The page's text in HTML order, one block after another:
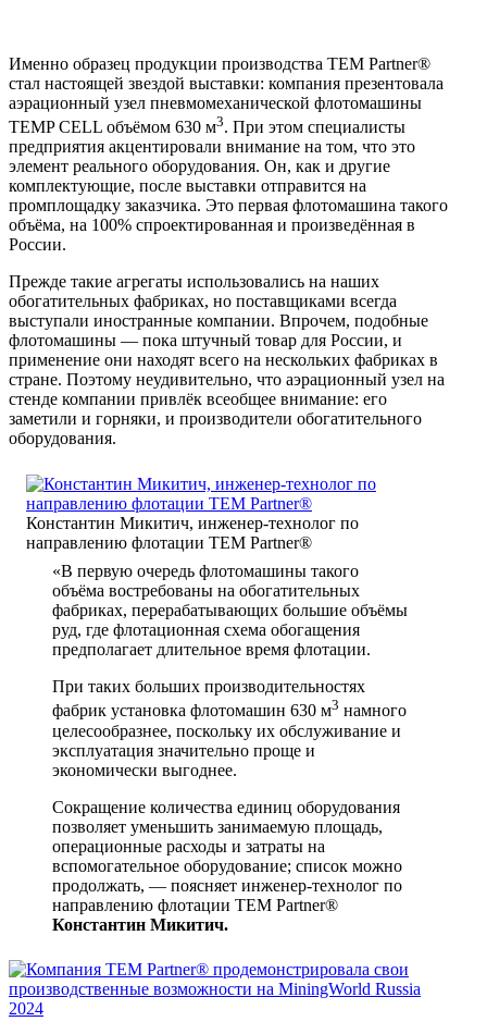
Именно образец продукции производства TEM Partner®
стал настоящей звездой выставки: компания презентовала
аэрационный узел пневмомеханической флотомашины
TEMP CELL объёмом 630 м3. При этом специалисты
предприятия акцентировали внимание на том, что это
элемент реального оборудования. Он, как и другие
комплектующие, после выставки отправится на
промплощадку заказчика. Это первая флотомашина такого
объёма, на 100% спроектированная и произведённая в
России.
Прежде такие агрегаты использовались на наших
обогатительных фабриках, но поставщиками всегда
выступали иностранные компании. Впрочем, подобные
флотомашины — пока штучный товар для России, и
применение они находят всего на нескольких фабриках в
стране. Поэтому неудивительно, что аэрационный узел на
стенде компании привлёк всеобщее внимание: его
заметили и горняки, и производители обогатительного
оборудования.
Константин Микитич, инженер-технолог по
направлению флотации TEM Partner®
«В первую очередь флотомашины такого
объёма востребованы на обогатительных
фабриках, перерабатывающих большие объёмы
руд, где флотационная схема обогащения
предполагает длительное время флотации.
При таких больших производительностях
фабрик установка флотомашин 630 м3 намного
целесообразнее, поскольку их обслуживание и
эксплуатация значительно проще и
экономически выгоднее.
Сокращение количества единиц оборудования
позволяет уменьшить занимаемую площадь,
операционные расходы и затраты на
вспомогательное оборудование; список можно
продолжать, — поясняет инженер-технолог по
направлению флотации TEM Partner®
Константин Микитич.